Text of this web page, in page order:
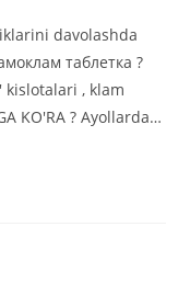
davolashda
таблетка ?
kislotalari , klam
KO'RA ? Ayollarda…